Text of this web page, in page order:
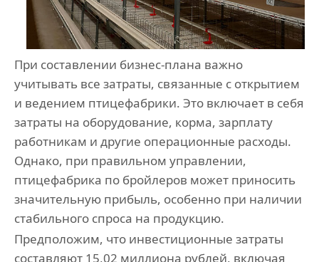
При составлении бизнес-плана важно
учитывать все затраты, связанные с открытием
и ведением птицефабрики. Это включает в себя
затраты на оборудование, корма, зарплату
работникам и другие операционные расходы.
Однако, при правильном управлении,
птицефабрика по бройлеров может приносить
значительную прибыль, особенно при наличии
стабильного спроса на продукцию.
Предположим, что инвестиционные затраты
составляют 15,02 миллиона рублей, включая